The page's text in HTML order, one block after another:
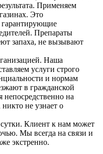
Применяем
Это
гарантирующие
Препараты
запаха, не вызывают
Наша
услуги строго
и нормам
в гражданской
на
не узнает о
Клиент к нам может
Мы всегда на связи и
экстренно.